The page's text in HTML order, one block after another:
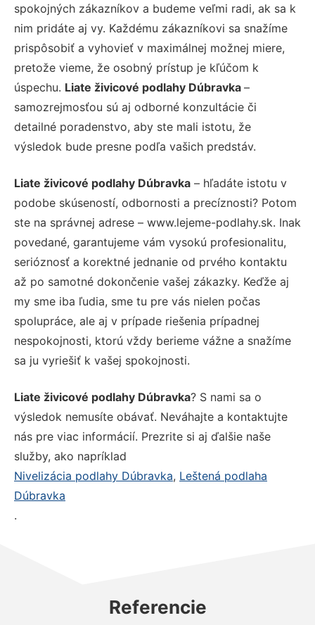
spokojných zákazníkov a budeme veľmi radi, ak sa k
nim pridáte aj vy. Každému zákazníkovi sa snažíme
prispôsobiť a vyhovieť v maximálnej možnej miere,
pretože vieme, že osobný prístup je kľúčom k
úspechu. Liate živicové podlahy Dúbravka –
samozrejmosťou sú aj odborné konzultácie či
detailné poradenstvo, aby ste mali istotu, že
výsledok bude presne podľa vašich predstáv.
Liate živicové podlahy Dúbravka – hľadáte istotu v
podobe skúseností, odbornosti a precíznosti? Potom
ste na správnej adrese – www.lejeme-podlahy.sk. Inak
povedané, garantujeme vám vysokú profesionalitu,
serióznosť a korektné jednanie od prvého kontaktu
až po samotné dokončenie vašej zákazky. Keďže aj
my sme iba ľudia, sme tu pre vás nielen počas
spolupráce, ale aj v prípade riešenia prípadnej
nespokojnosti, ktorú vždy berieme vážne a snažíme
sa ju vyriešiť k vašej spokojnosti.
Liate živicové podlahy Dúbravka? S nami sa o
výsledok nemusíte obávať. Neváhajte a kontaktujte
nás pre viac informácií. Prezrite si aj ďalšie naše
služby, ako napríklad
Nivelizácia podlahy Dúbravka, Leštená podlaha
Dúbravka
.
Referencie